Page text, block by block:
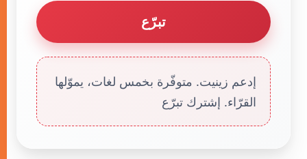
تبرّع
إدعم زينيت. متوفّرة بخمس لغات، يموّلها
القرّاء. إشترك تبرّع